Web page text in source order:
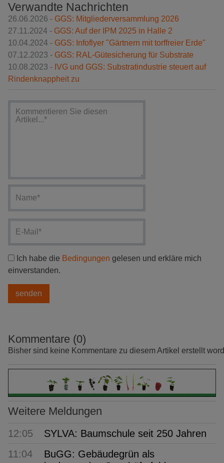
Verwandte Nachrichten
26.06.2026 - GGS: Mitgliederversammlung 2026
27.11.2024 - GGS: Auf der IPM 2025 in Halle 2
10.04.2024 - GGS: Infoflyer "Gärtnern mit torffreier Erde"
07.12.2023 - GGS: RAL-Gütesicherung für Substrate
10.08.2023 - IVG und GGS: Substratindustrie steuert auf
Rindenknappheit zu
Ich habe die Bedingungen gelesen und erkläre mich
einverstanden.
Kommentare (0)
Bisher sind keine Kommentare zu diesem Artikel erstellt
Weitere Meldungen
12:05
SYLVA: Baumschule seit 250 Jahren
11:04
BuGG: Gebäudegrün als